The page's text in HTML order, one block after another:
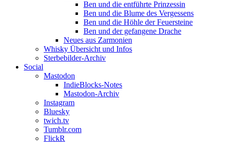
Ben und die entführte Prinzessin
Ben und die Blume des Vergessens
Ben und die Höhle der Feuersteine
Ben und der gefangene Drache
Neues aus Zarmonien
Whisky Übersicht und Infos
Sterbebilder-Archiv
Social
Mastodon
IndieBlocks-Notes
Mastodon-Archiv
Instagram
Bluesky
twich.tv
Tumblr.com
FlickR